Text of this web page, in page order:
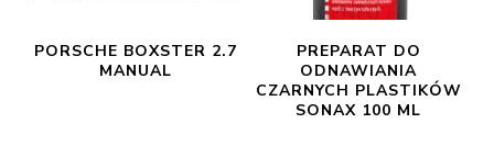
PORSCHE BOXSTER 2.7
MANUAL
PREPARAT DO
ODNAWIANIA
CZARNYCH PLASTIKÓW
SONAX 100 ML